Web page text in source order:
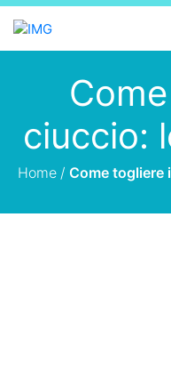
ciuccio:
Home / Come togliere